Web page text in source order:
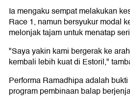
Ia mengaku sempat melakukan
Race 1, namun bersyukur modal
melonjak tajam untuk menatap
"Saya yakin kami bergerak ke
kembali lebih kuat di Estoril,"
Performa Ramadhipa adalah
program pembinaan balap